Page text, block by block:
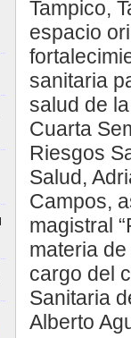
Tampico,
espacio
sanitaria
salud de
Cuarta
Riesgos
Salud,
Campos,
magistral
materia
cargo del
Sanitaria
Alberto